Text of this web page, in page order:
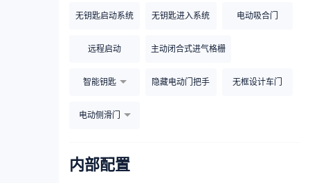
无钥匙启动系统 无钥匙进入系统 电动吸合门
远程启动 主动闭合式进气格栅
智能钥匙 隐藏电动门把手 无框设计车门
电动侧滑门
内部配置